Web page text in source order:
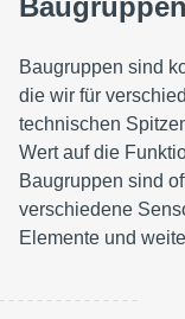
Baugruppen sind
die wir für
technischen
Wert auf die
Baugruppen sind
verschiedene
Elemente und